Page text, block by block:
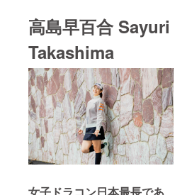
高島早百合 Sayuri
Takashima